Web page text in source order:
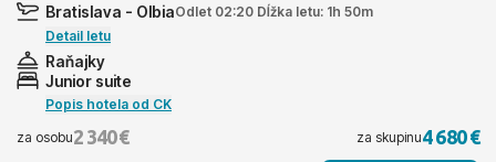
Bratislava - OlbiaOdlet 02:20 Dĺžka letu: 1h 50m
Detail letu
Raňajky
Junior suite
Popis hotela od CK
za osobu2 340 € za skupinu4 680 €